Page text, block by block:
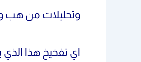
وتحليلات من هب
اي تفخيخ هذا الذي